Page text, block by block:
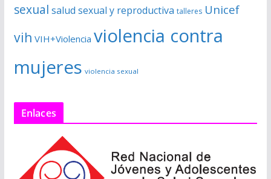
sexual salud sexual y reproductiva talleres Unicef
vih VIH+Violencia violencia contra
mujeres violencia sexual
Enlaces